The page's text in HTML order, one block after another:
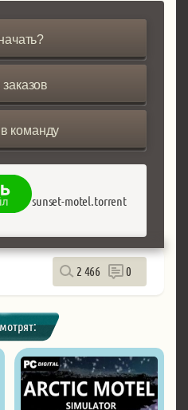
команду
sunset-motel.torrent
2 466 0